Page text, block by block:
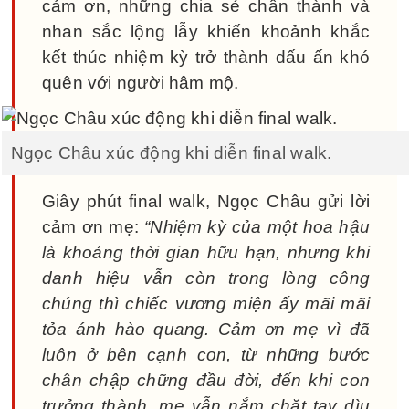
cảm ơn, những chia sẻ chân thành và
nhan sắc lộng lẫy khiến khoảnh khắc
kết thúc nhiệm kỳ trở thành dấu ấn khó
quên với người hâm mộ.
Ngọc Châu xúc động khi diễn final walk.
Giây phút final walk, Ngọc Châu gửi lời
cảm ơn mẹ: “Nhiệm kỳ của một hoa hậu
là khoảng thời gian hữu hạn, nhưng khi
danh hiệu vẫn còn trong lòng công
chúng thì chiếc vương miện ấy mãi mãi
tỏa ánh hào quang. Cảm ơn mẹ vì đã
luôn ở bên cạnh con, từ những bước
chân chập chững đầu đời, đến khi con